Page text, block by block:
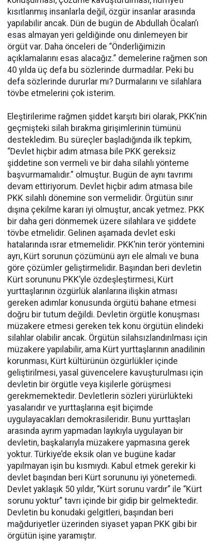
kısıtlanmış insanlarla değil, özgür insanlar arasında
yapılabilir ancak. Dün de bugün de Abdullah Öcalan’ı
esas almayan yeri geldiğinde onu dinlemeyen bir
örgüt var. Daha önceleri de “Önderliğimizin
açıklamalarını esas alacağız.” demelerine rağmen son
40 yılda üç defa bu sözlerinde durmadılar. Peki bu
defa sözlerinde dururlar mı? Durmalarını ve silahlara
tövbe etmelerini çok isterim.
Eleştirilerime rağmen şiddet karşıtı biri olarak, PKK’nin
geçmişteki silah bırakma girişimlerinin tümünü
destekledim. Bu süreçler başladığında ilk tepkim,
“Devlet hiçbir adım atmasa bile PKK gereksiz
şiddetine son vermeli ve bir daha silahlı yönteme
başvurmamalıdır.” olmuştur. Bugün de aynı tavrımı
devam ettiriyorum. Devlet hiçbir adım atmasa bile
PKK silahlı dönemine son vermelidir. Örgütün sınır
dışına çekilme kararı iyi olmuştur, ancak yetmez. PKK
bir daha geri dönmemek üzere silahlara ve şiddete
tövbe etmelidir. Gelinen aşamada devlet eski
hatalarında ısrar etmemelidir. PKK’nin terör yöntemini
ayrı, Kürt sorunun çözümünü ayrı ele almalı ve buna
göre çözümler geliştirmelidir. Başından beri devletin
Kürt sorununu PKK’yle özdeşleştirmesi, Kürt
yurttaşlarının özgürlük alanlarına ilişkin atması
gereken adımlar konusunda örgütü bahane etmesi
doğru bir tutum değildi. Devletin örgütle konuşması
müzakere etmesi gereken tek konu örgütün elindeki
silahlar olabilir ancak. Örgütün silahsızlandırılması için
müzakere yapılabilir, ama Kürt yurttaşlarının anadilinin
korunması, Kürt kültürünün özgürlükler içinde
geliştirilmesi, yasal güvencelere kavuşturulması için
devletin bir örgütle veya kişilerle görüşmesi
gerekmemektedir. Devletlerin sözleri yürürlükteki
yasalarıdır ve yurttaşlarına eşit biçimde
uygulayacakları demokrasileridir. Bunu yurttaşları
arasında ayrım yapmadan layıkıyla uygulayan bir
devletin, başkalarıyla müzakere yapmasına gerek
yoktur. Türkiye’de eksik olan ve bugüne kadar
yapılmayan işin bu kısmıydı. Kabul etmek gerekir ki
devlet başından beri Kürt sorununu iyi yönetemedi.
Devlet yaklaşık 50 yıldır, “Kürt sorunu vardır” ile “Kürt
sorunu yoktur” tavrı içinde bir gidip bir gelmektedir.
Devletin bu konudaki gelgitleri, başından beri
mağduriyetler üzerinden siyaset yapan PKK gibi bir
örgütün işine yaramıştır.